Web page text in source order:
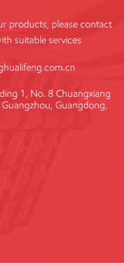
products, please contact
suitable services
1, No. 8 Chuangxiang
Guangdong,